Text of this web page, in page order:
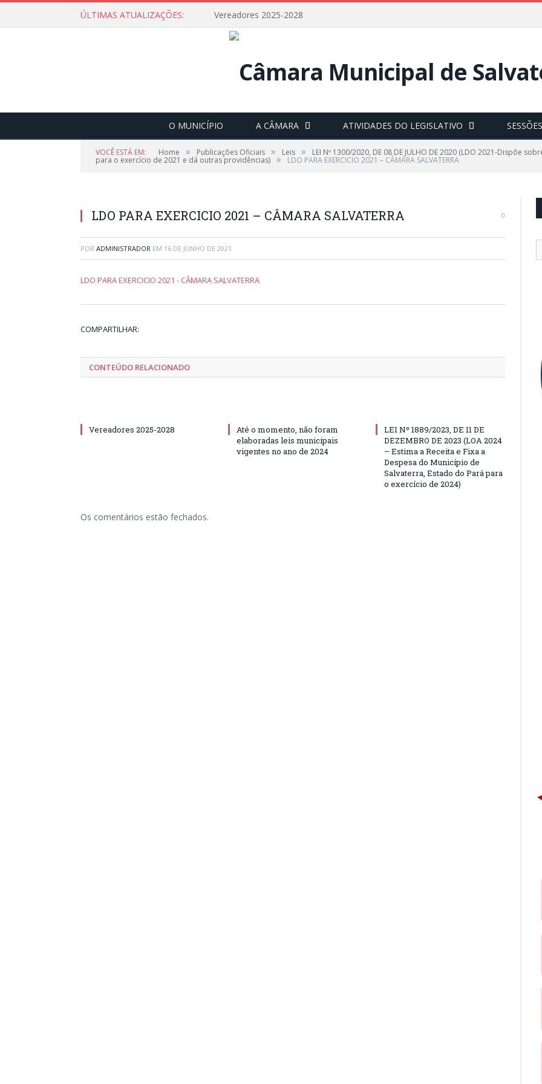
ÚLTIMAS ATUALIZAÇÕES: Vereadores 2025-2028
O MUNICÍPIO A CÂMARA ATIVIDADES DO LEGISLATIVO SESSÕES
VOCÊ ESTÁ EM: Home » Publicações Oficiais » Leis » LEI Nº 1300/2020, DE 08 DE JULHO DE 2020 (LDO 2021-Dispõe
para o exercício de 2021 e dá outras providências) » LDO PARA EXERCICIO 2021 – CÂMARA SALVATERRA
LDO PARA EXERCICIO 2021 – CÂMARA SALVATERRA 0
POR ADMINISTRADOR EM 16 DE JUNHO DE 2021
LDO PARA EXERCICIO 2021 - CÂMARA SALVATERRA
COMPARTILHAR:
CONTEÚDO RELACIONADO
Vereadores 2025-2028
Até o momento, não foram
elaboradas leis municipais
vigentes no ano de 2024
LEI Nº 1889/2023, DE 11 DE
DEZEMBRO DE 2023 (LOA 2024
– Estima a Receita e Fixa a
Despesa do Município de
Salvaterra, Estado do Pará para
o exercício de 2024)
Os comentários estão fechados.